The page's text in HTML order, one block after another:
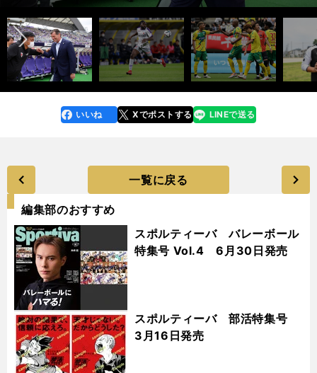
faceboo
k
いいね Xでポストする
line LINEで送る
一覧に戻る
編集部のおすすめ
スポルティーバ バレーボール
特集号 Vol.4 6月30日発売
スポルティーバ 部活特集号
3月16日発売